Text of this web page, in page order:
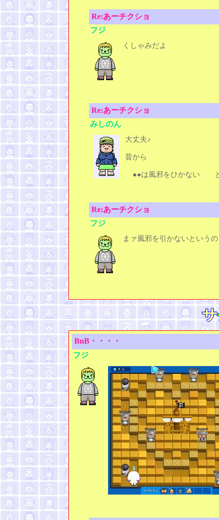
Re:あーチクショ
フジ
くしゃみだよ
Re:あーチクショ
みしのん
大丈夫♪
昔から
●●は風邪をひかない と
Re:あーチクショ
フジ
まァ風邪を引かないという
BnB・・・・
フジ